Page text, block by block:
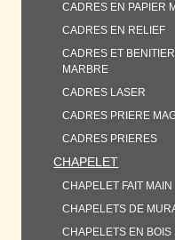
CADRES EN PAPIER
CADRES EN RELIEF
CADRES ET
MARBRE
CADRES LASER
CADRES PRIERE
CADRES PRIERES
CHAPELET
CHAPELET FAIT MAIN
CHAPELETS DE
CHAPELETS EN